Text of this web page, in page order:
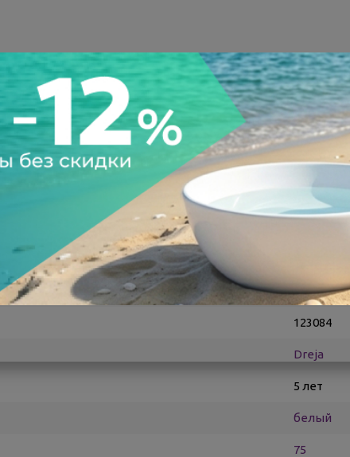
осмотра Всегда низкие цены
123084
123084
Dreja
5 лет
белый
75